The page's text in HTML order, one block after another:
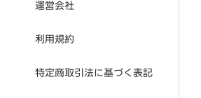
運営会社
利用規約
特定商取引法に基づく表記